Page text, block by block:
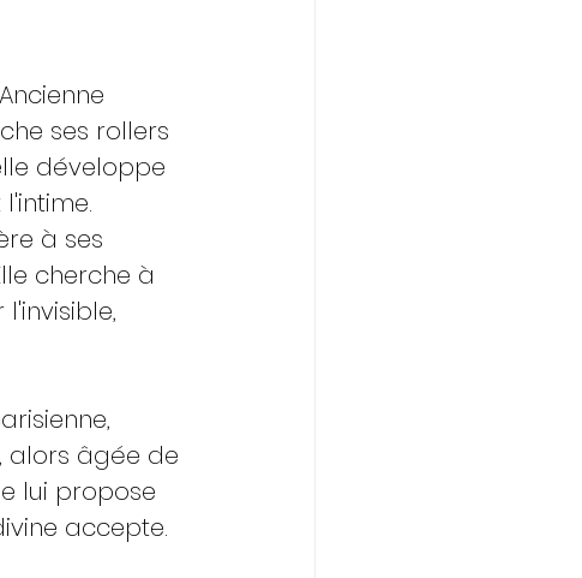
ses rollers
développe
à ses
cherche à
alors âgée de
lui propose
accepte.